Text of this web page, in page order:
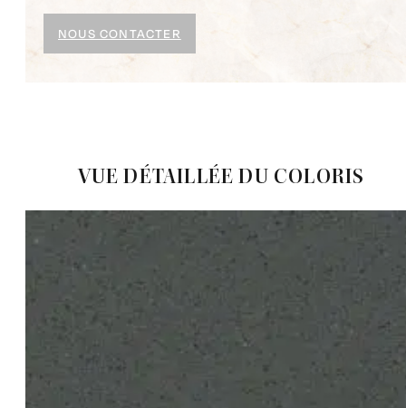
NOUS CONTACTER
VUE DÉTAILLÉE DU COLORIS